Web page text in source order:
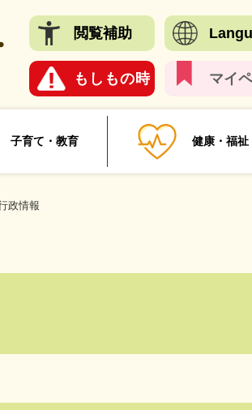
閲覧補助
もしもの時 マイ
子育て・教育 健康・福祉
政情報